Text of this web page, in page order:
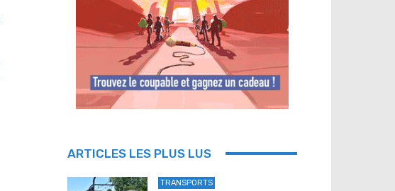
ARTICLES LES PLUS LUS
TRANSPORTS